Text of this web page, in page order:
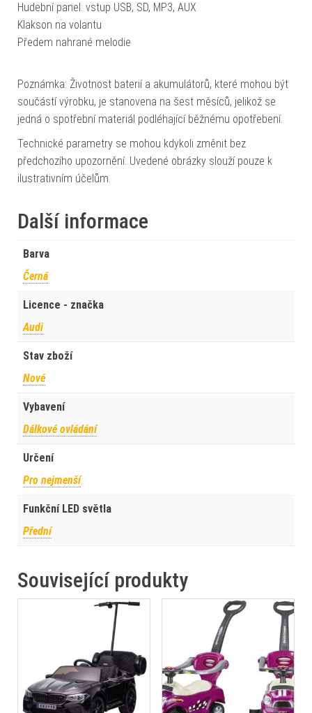
Hudební panel: vstup USB, SD, MP3, AUX
Klakson na volantu
Předem nahrané melodie
Poznámka: Životnost baterií a akumulátorů, které mohou být
součástí výrobku, je stanovena na šest měsíců, jelikož se
jedná o spotřební materiál podléhající běžnému opotřebení.
Technické parametry se mohou kdykoli změnit bez
předchozího upozornění. Uvedené obrázky slouží pouze k
ilustrativním účelům.
Další informace
Barva
Černá
Licence - značka
Audi
Stav zboží
Nové
Vybavení
Dálkové ovládání
Určení
Pro nejmenší
Funkční LED světla
Přední
Související produkty